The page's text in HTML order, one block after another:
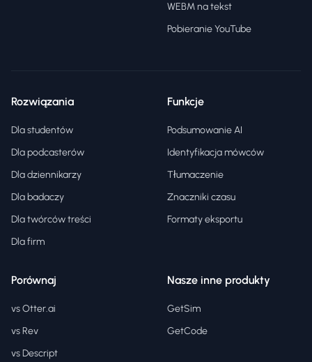
WEBM na tekst
Pobieranie YouTube
Rozwiązania
Dla studentów
Dla podcasterów
Dla dziennikarzy
Dla badaczy
Dla twórców treści
Dla firm
Funkcje
Podsumowanie AI
Identyfikacja mówców
Tłumaczenie
Znaczniki czasu
Formaty eksportu
Porównaj
vs Otter.ai
vs Rev
vs Descript
Nasze inne produkty
GetSim
GetCode